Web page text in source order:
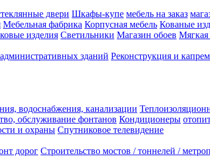
двери Шкафы-купе мебель на заказ
Мебельная фабрика Корпусная мебель Кованые
изделия Светильники Магазин обоев Мягкая
зданий Реконструкция и
водоснабжения, канализации
обслуживание фонтанов Кондиционеры
и охраны Спутниковое телевидение
дорог Строительство мостов / тоннелей /